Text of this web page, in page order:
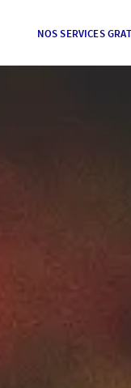
NOS SERVICES